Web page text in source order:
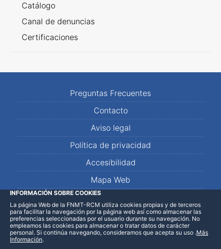
Catálogo
Canal de denuncias
Certificaciones
Preguntas Frecuentes
Contacto
Aviso legal
Política de privacidad
Accesibilidad
Mapa Web
LinkedInFacebookWhatsApp
INFORMACIÓN SOBRE COOKIES
La página Web de la FNMT-RCM utiliza cookies propias y de terceros
para facilitar la navegación por la página web así como almacenar las
preferencias seleccionadas por el usuario durante su navegación. No
empleamos las cookies para almacenar o tratar datos de carácter
personal. Si continúa navegando, consideramos que acepta su uso .Más
Información.